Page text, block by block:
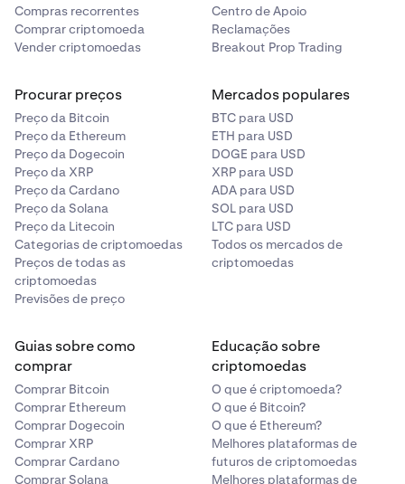
Compras recorrentes
Comprar criptomoeda
Vender criptomoedas
Centro de Apoio
Reclamações
Breakout Prop Trading
Procurar preços
Preço da Bitcoin
Preço da Ethereum
Preço da Dogecoin
Preço da XRP
Preço da Cardano
Preço da Solana
Preço da Litecoin
Categorias de criptomoedas
Preços de todas as
criptomoedas
Previsões de preço
Mercados populares
BTC para USD
ETH para USD
DOGE para USD
XRP para USD
ADA para USD
SOL para USD
LTC para USD
Todos os mercados de
criptomoedas
Guias sobre como
comprar
Comprar Bitcoin
Comprar Ethereum
Comprar Dogecoin
Comprar XRP
Comprar Cardano
Comprar Solana
Educação sobre
criptomoedas
O que é criptomoeda?
O que é Bitcoin?
O que é Ethereum?
Melhores plataformas de
futuros de criptomoedas
Melhores plataformas de